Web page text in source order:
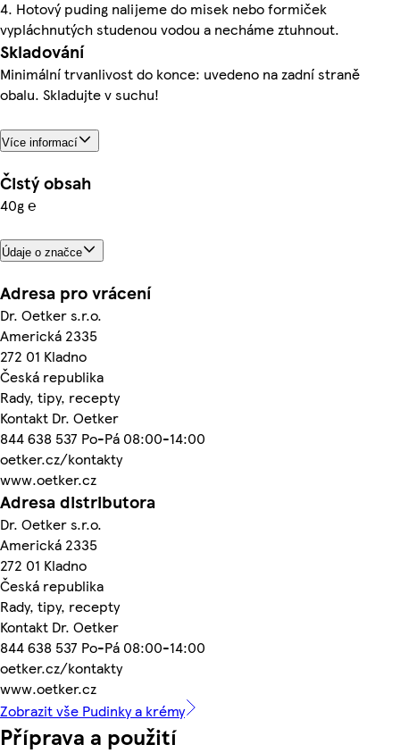
4. Hotový puding nalijeme do misek nebo formiček
vypláchnutých studenou vodou a necháme ztuhnout.
Skladování
Minimální trvanlivost do konce: uvedeno na zadní straně
obalu. Skladujte v suchu!
Více informací
Čistý obsah
40g ℮
Údaje o značce
Adresa pro vrácení
Dr. Oetker s.r.o.
Americká 2335
272 01 Kladno
Česká republika
Rady, tipy, recepty
Kontakt Dr. Oetker
844 638 537 Po-Pá 08:00-14:00
oetker.cz/kontakty
www.oetker.cz
Adresa distributora
Dr. Oetker s.r.o.
Americká 2335
272 01 Kladno
Česká republika
Rady, tipy, recepty
Kontakt Dr. Oetker
844 638 537 Po-Pá 08:00-14:00
oetker.cz/kontakty
www.oetker.cz
Zobrazit vše Pudinky a krémy
Příprava a použití